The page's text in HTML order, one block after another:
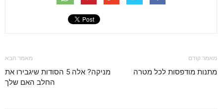
מאמר קודם
מתנות מודפסות לכל מטרה
מאמר הבא
מניקה? אלה 5 הסודות שיגבירו את
החלב האם שלך